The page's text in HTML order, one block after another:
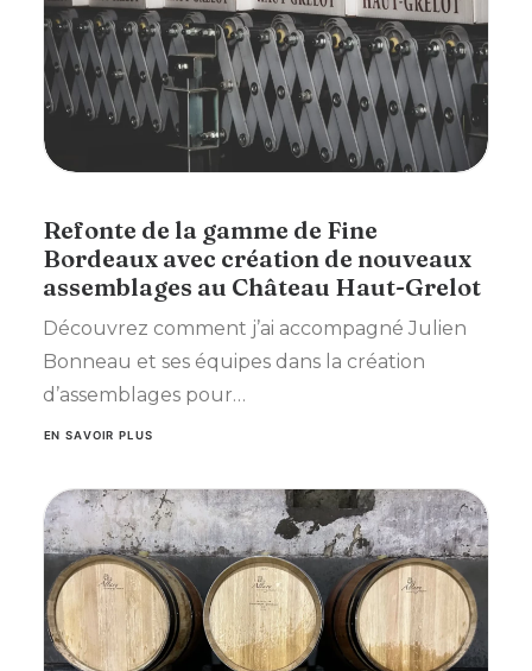
Refonte de la gamme de Fine
Bordeaux avec création de nouveaux
assemblages au Château Haut-Grelot
Découvrez comment j’ai accompagné Julien
Bonneau et ses équipes dans la création
d’assemblages pour…
EN SAVOIR PLUS